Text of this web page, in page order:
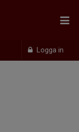
Logga in